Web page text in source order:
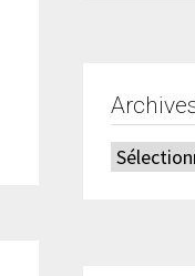
Archives